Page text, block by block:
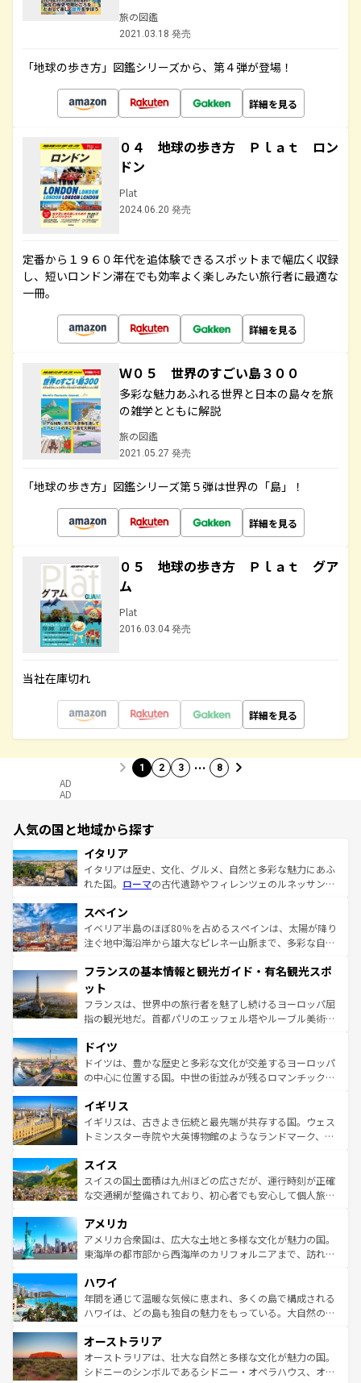
旅の図鑑
2021.03.18 発売
「地球の歩き方」図鑑シリーズから、第４弾が登場！
詳細を見る
０４ 地球の歩き方 Ｐｌａｔ ロン
ドン
Plat
2024.06.20 発売
定番から１９６０年代を追体験できるスポットまで幅広く収録
し、短いロンドン滞在でも効率よく楽しみたい旅行者に最適な
一冊。
詳細を見る
Ｗ０５ 世界のすごい島３００
多彩な魅力あふれる世界と日本の島々を旅
の雑学とともに解説
旅の図鑑
2021.05.27 発売
「地球の歩き方」図鑑シリーズ第５弾は世界の「島」！
詳細を見る
０５ 地球の歩き方 Ｐｌａｔ グア
ム
Plat
2016.03.04 発売
当社在庫切れ
詳細を見る
1 2 3 … 8
AD
AD
人気の国と地域から探す
イタリア
イタリアは歴史、文化、グルメ、自然と多彩な魅力にあふ
れた国。 ローマの古代遺跡やフィレンツェのルネッサンス
ろん、トスカーナの美しい田園風景やアマルフィ海岸の絶
景など、自然景観も見逃せない。観光の合間には、本場の
ピザやパスタなど、絶品のイタリア料理を堪能することも
ませてくれるイタリアで、忘れられない旅をしてみよう！
なお、新着のイタリア情報は
しい。
スペイン
イベリア半島のほぼ80％を占めるスペインは、太陽が降り
注ぐ地中海沿岸から雄大なピレネー山脈まで、多彩な自然
文化が根付くこの国では、情熱的なフラメンコ、熱気あふ
れる闘牛、そして美味しいタパスが生活の一部となってい
る。首都マドリードの洗練された雰囲気や、バルセロナの
アートに溢れた街角から、地方では古代ローマ遺跡や中世
せる。地方によって風土や気候が異なるスペインはその個
性で訪れる人を魅了する。 なお、新着のスペイン情報は コ
ンテンツ一覧を参照してほしい。
フランスの基本情報と観光ガイド・有名観光スポ
ット
フランスは、世界中の旅行者を魅了し続けるヨーロッパ屈
指の観光地だ。首都パリのエッフェル塔やルーブル美術館
で、幅広い魅力が詰まっている。華麗な宮殿、歴史的な大
聖堂、美しいビーチ、そして豊かな自然が、訪れる者を心
から魅了する。また、フランスは美食の国としても知ら
いる。シャンパンの発祥地であるランス、プロヴァンスの
香り高いラベンダー畑など、多彩な楽しみ方が可能だ。さ
らに、パリ以外の地域にも魅力が溢れており、どの街角に
れる地方に足を運ぶとそれぞれで全く異なる文化を体験で
きるだろう。 なお、新着のフランス情報はコンテンツ一覧
を参照してほしい。
ドイツ
ドイツは、豊かな歴史と多彩な文化が交差するヨーロッパ
の中心に位置する国。中世の街並みが残るロマンチック街
顔を持つこの国は、どこを歩いても飽きることがない。ベ
ルリンの文化的活気、バイエルン州のアルプスの絶景、そ
してライン川沿いのワイン畑といった風景は必見。ビール
は、お酒好きな人にはぜひ体験してほしい。 なお、新着の
ドイツ情報はコンテンツ一覧を参照してほしい。
イギリス
イギリスは、古きよき伝統と最先端が共存する国。ウェス
トミンスター寺院や大英博物館のようなランドマーク、歴
リアごとに異なる魅力がある。また、優雅なアフタヌーン
ティー、ビール好きにはたまらない英国パブ、サッカー観
戦など、本場だからこそできる体験も豊富。イギリスを旅
ンツ一覧を参照してほしい。
スイス
スイスの国土面積は九州ほどの広さだが、運行時刻が正確
な交通網が整備されており、初心者でも安心して個人旅行
の建物がそのまま残る町や、スイスならではのユニークな
博物館もあり、アルプス観光だけでなく町歩きも満喫する
ことができる。国民の所得が高いため物価も高いが、旅行
ば市内交通費無料で観光を楽しむこともできる。 なお、新
着のスイス情報はコンテンツ一覧 を参照してほしい。
アメリカ
アメリカ合衆国は、広大な土地と多様な文化が魅力の国。
東海岸の都市部から西海岸のカリフォルニアまで、訪れる
のような巨大都市は、観光、ショッピング、エンターテイ
ンメントが詰まった刺激的なスポットだ。一方、アメリカ
西部には大自然が広がり、グランドキャニオンやイエロー
部のニューオーリンズでは、音楽と美食が融合した独特の
文化が魅力。旅行者はアメリカの各地域で異なる魅力を楽
しみながら、その多様性と豊かな歴史を感じることができ
ハワイ
年間を通じて温暖な気候に恵まれ、多くの島で構成される
ハワイは、どの島も独自の魅力をもっている。大自然の神
ワイ島は見逃せない。また、定番の観光地といえばオアフ
島だが、静かな自然を求めるならマウイ島やカウアイ島が
おすすめ。エメラルドグリーンに輝く海をはじめ、豊かな
オーストラリア
オーストラリアは、壮大な自然と多様な文化が魅力の国。
シドニーのシンボルであるシドニー・オペラハウス、オー